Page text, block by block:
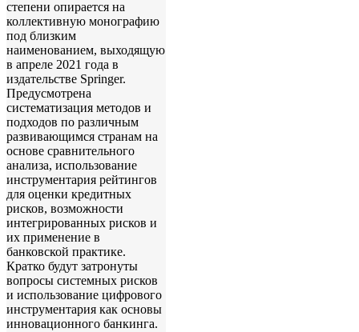
степени опирается на
коллективную монографию
под близким
наименованием, выходящую
в апреле 2021 года в
издательстве Springer.
Предусмотрена
систематизация методов и
подходов по различным
развивающимся странам на
основе сравнительного
анализа, использование
инструментария рейтингов
для оценки кредитных
рисков, возможности
интегрированных рисков и
их применение в
банковской практике.
Кратко будут затронуты
вопросы системных рисков
и использование цифрового
инструментария как основы
инновационного банкинга.